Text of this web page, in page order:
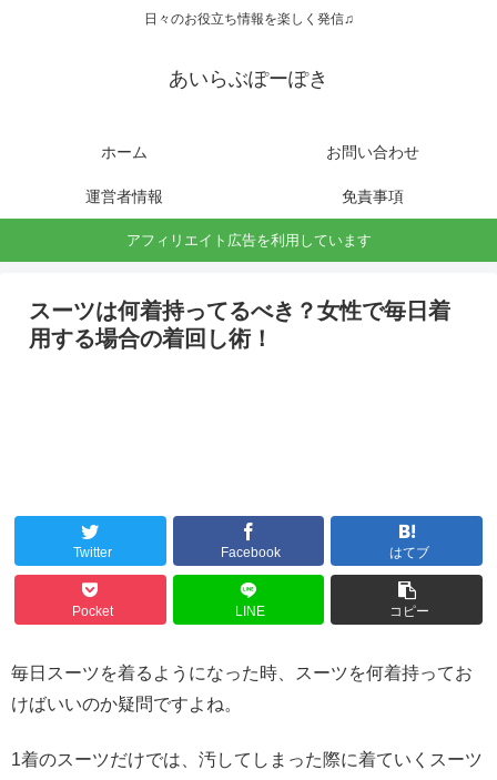
日々のお役立ち情報を楽しく発信♫
あいらぶぽーぽき
ホーム お問い合わせ
運営者情報 免責事項
アフィリエイト広告を利用しています
スーツは何着持ってるべき？女性で毎日着
用する場合の着回し術！
Twitter Facebook はてブ
Pocket LINE コピー
毎日スーツを着るようになった時、スーツを何着持ってお
けばいいのか疑問ですよね。
1着のスーツだけでは、汚してしまった際に着ていくスーツ